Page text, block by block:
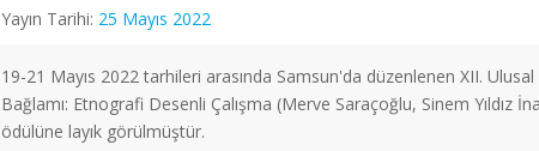
Yayın Tarihi: 25 Mayıs 2022
19-21 Mayıs 2022 tarhileri arasında Samsun'da düzenlenen XII.
Bağlamı: Etnografi Desenli Çalışma (Merve Saraçoğlu, Sinem Yıldız
ödülüne layık görülmüştür.